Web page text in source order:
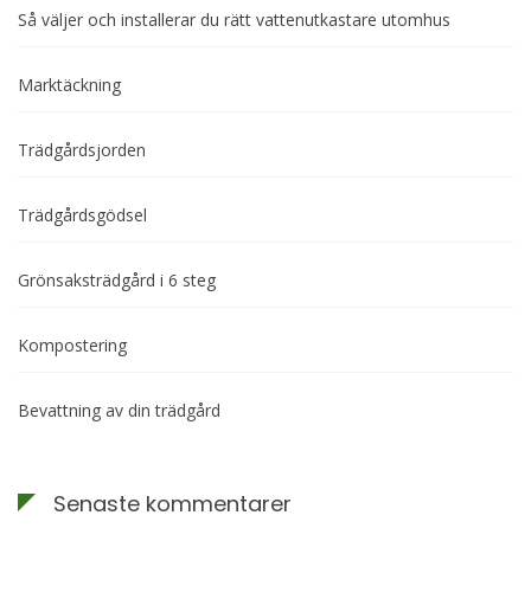
Så väljer och installerar du rätt vattenutkastare utomhus
Marktäckning
Trädgårdsjorden
Trädgårdsgödsel
Grönsaksträdgård i 6 steg
Kompostering
Bevattning av din trädgård
Senaste kommentarer